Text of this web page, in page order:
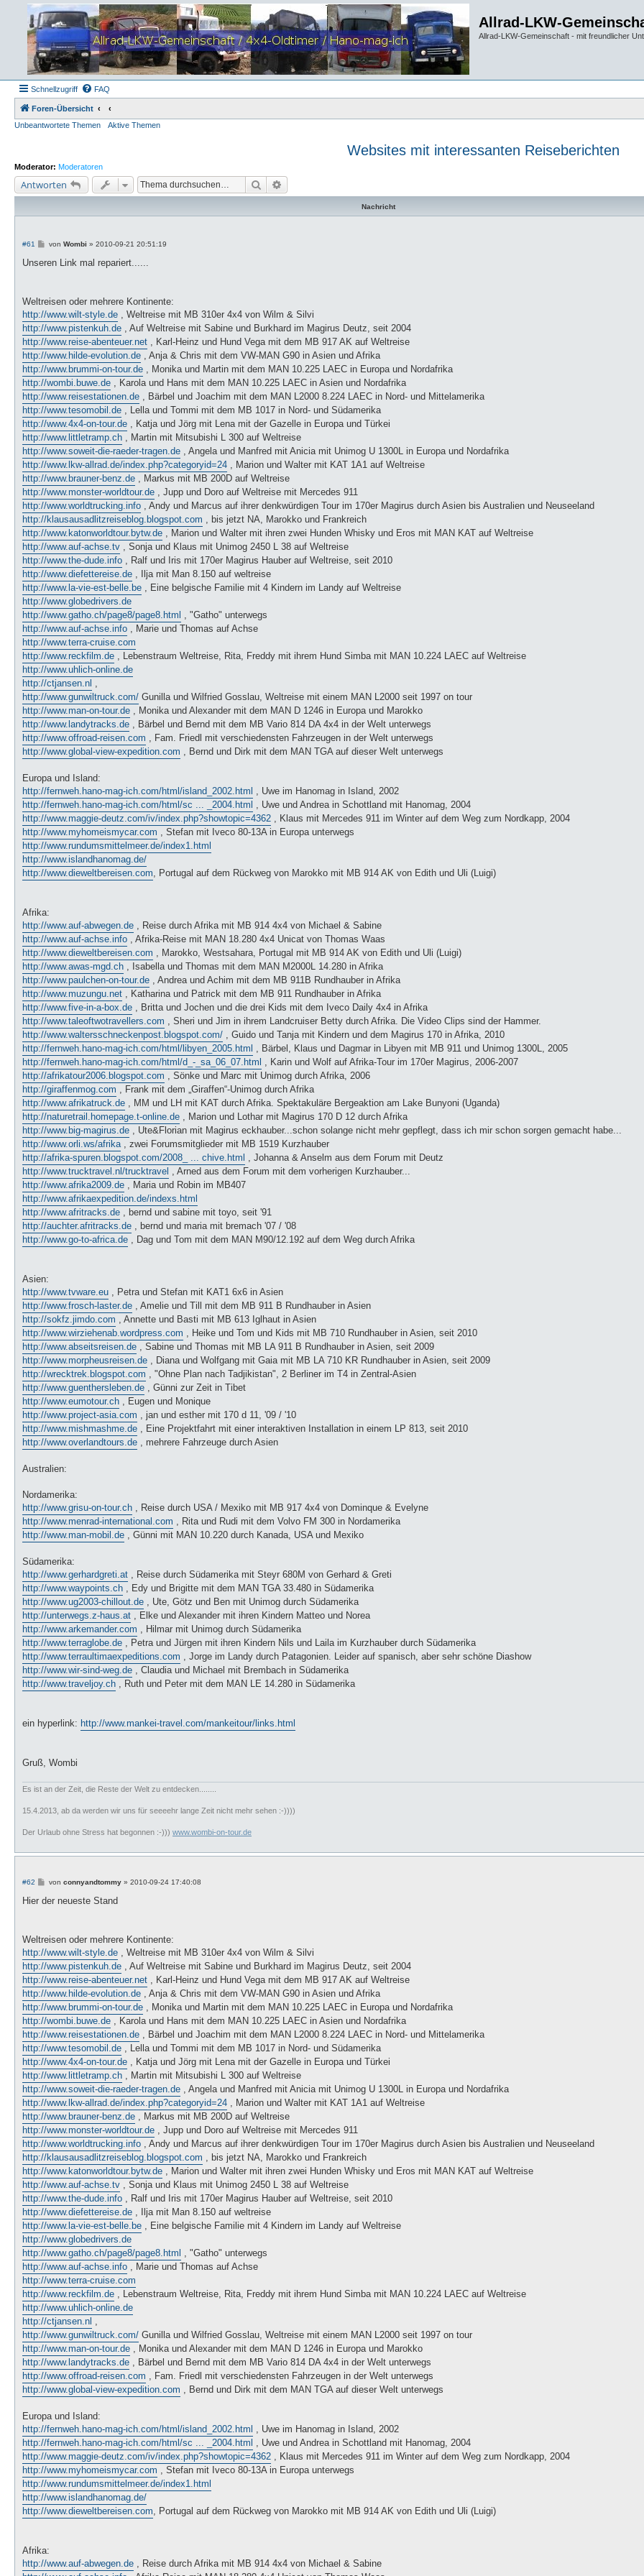
Allrad-LKW-
Allrad-LKW-Gemeinschaft - mit freundlicher
Schnellzugriff FAQ
Foren-Übersicht
Unbeantwortete Themen
Aktive Themen
Websites mit interessanten Reiseberichten
Moderator: Moderatoren
Antworten Suche
Nachricht
#61
B
i
von Wombi » 2010-09-21 20:51:19
Unseren Link mal repariert......
Weltreisen oder mehrere Kontinente:
http://www.wilt-style.de , Weltreise mit MB 310er 4x4 von Wilm & Silvi
http://www.pistenkuh.de , Auf Weltreise mit Sabine und Burkhard im Magirus Deutz, seit 2004
http://www.reise-abenteuer.net , Karl-Heinz und Hund Vega mit dem MB 917 AK auf Weltreise
http://www.hilde-evolution.de , Anja & Chris mit dem VW-MAN G90 in Asien und Afrika
http://www.brummi-on-tour.de , Monika und Martin mit dem MAN 10.225 LAEC in Europa und Nordafrika
http://wombi.buwe.de , Karola und Hans mit dem MAN 10.225 LAEC in Asien und Nordafrika
http://www.reisestationen.de , Bärbel und Joachim mit dem MAN L2000 8.224 LAEC in Nord- und Mittelamerika
http://www.tesomobil.de , Lella und Tommi mit dem MB 1017 in Nord- und Südamerika
http://www.4x4-on-tour.de , Katja und Jörg mit Lena mit der Gazelle in Europa und Türkei
http://www.littletramp.ch , Martin mit Mitsubishi L 300 auf Weltreise
http://www.soweit-die-raeder-tragen.de , Angela und Manfred mit Anicia mit Unimog U 1300L in Europa und Nordafrika
http://www.lkw-allrad.de/index.php?categoryid=24 , Marion und Walter mit KAT 1A1 auf Weltreise
http://www.brauner-benz.de , Markus mit MB 200D auf Weltreise
http://www.monster-worldtour.de , Jupp und Doro auf Weltreise mit Mercedes 911
http://www.worldtrucking.info , Andy und Marcus auf ihrer denkwürdigen Tour im 170er Magirus durch Asien bis Australien und Neuseeland
http://klausausadlitzreiseblog.blogspot.com , bis jetzt NA, Marokko und Frankreich
http://www.katonworldtour.bytw.de , Marion und Walter mit ihren zwei Hunden Whisky und Eros mit MAN KAT auf Weltreise
http://www.auf-achse.tv , Sonja und Klaus mit Unimog 2450 L 38 auf Weltreise
http://www.the-dude.info , Ralf und Iris mit 170er Magirus Hauber auf Weltreise, seit 2010
http://www.diefettereise.de , Ilja mit Man 8.150 auf weltreise
http://www.la-vie-est-belle.be , Eine belgische Familie mit 4 Kindern im Landy auf Weltreise
http://www.globedrivers.de
http://www.gatho.ch/page8/page8.html , "Gatho" unterwegs
http://www.auf-achse.info , Marie und Thomas auf Achse
http://www.terra-cruise.com
http://www.reckfilm.de , Lebenstraum Weltreise, Rita, Freddy mit ihrem Hund Simba mit MAN 10.224 LAEC auf Weltreise
http://www.uhlich-online.de
http://ctjansen.nl
http://www.gunwiltruck.com/ Gunilla und Wilfried Gosslau, Weltreise mit einem MAN L2000 seit 1997 on tour
http://www.man-on-tour.de , Monika und Alexander mit dem MAN D 1246 in Europa und Marokko
http://www.landytracks.de , Bärbel und Bernd mit dem MB Vario 814 DA 4x4 in der Welt unterwegs
http://www.offroad-reisen.com , Fam. Friedl mit verschiedensten Fahrzeugen in der Welt unterwegs
http://www.global-view-expedition.com , Bernd und Dirk mit dem MAN TGA auf dieser Welt unterwegs
Europa und Island:
http://fernweh.hano-mag-ich.com/html/island_2002.html , Uwe im Hanomag in Island, 2002
http://fernweh.hano-mag-ich.com/html/sc ... _2004.html , Uwe und Andrea in Schottland mit Hanomag, 2004
http://www.maggie-deutz.com/iv/index.php?showtopic=4362 , Klaus mit Mercedes 911 im Winter auf dem Weg zum Nordkapp, 2004
http://www.myhomeismycar.com , Stefan mit Iveco 80-13A in Europa unterwegs
http://www.rundumsmittelmeer.de/index1.html
http://www.islandhanomag.de/
http://www.dieweltbereisen.com , Portugal auf dem Rückweg von Marokko mit MB 914 AK von Edith und Uli (Luigi)
Afrika:
http://www.auf-abwegen.de , Reise durch Afrika mit MB 914 4x4 von Michael & Sabine
http://www.auf-achse.info , Afrika-Reise mit MAN 18.280 4x4 Unicat von Thomas Waas
http://www.dieweltbereisen.com , Marokko, Westsahara, Portugal mit MB 914 AK von Edith und Uli (Luigi)
http://www.awas-mgd.ch , Isabella und Thomas mit dem MAN M2000L 14.280 in Afrika
http://www.paulchen-on-tour.de , Andrea und Achim mit dem MB 911B Rundhauber in Afrika
http://www.muzungu.net , Katharina und Patrick mit dem MB 911 Rundhauber in Afrika
http://www.five-in-a-box.de , Britta und Jochen und die drei Kids mit dem Iveco Daily 4x4 in Afrika
http://www.taleoftwotravellers.com , Sheri und Jim in ihrem Landcruiser Betty durch Afrika. Die Video Clips sind der Hammer.
http://www.waltersschneckenpost.blogspot.com/ , Guido und Tanja mit Kindern und dem Magirus 170 in Afrika, 2010
http://fernweh.hano-mag-ich.com/html/libyen_2005.html , Bärbel, Klaus und Dagmar in Libyen mit MB 911 und Unimog 1300L, 2005
http://fernweh.hano-mag-ich.com/html/d_-_sa_06_07.html , Karin und Wolf auf Afrika-Tour im 170er Magirus, 2006-2007
http://afrikatour2006.blogspot.com , Sönke und Marc mit Unimog durch Afrika, 2006
http://giraffenmog.com , Frank mit dem „Giraffen“-Unimog durch Afrika
http://www.afrikatruck.de , MM und LH mit KAT durch Afrika. Spektakuläre Bergeaktion am Lake Bunyoni (Uganda)
http://naturetrail.homepage.t-online.de , Marion und Lothar mit Magirus 170 D 12 durch Afrika
http://www.big-magirus.de , Ute&Florian mit Magirus eckhauber...schon solange nicht mehr gepflegt, dass ich mir schon sorgen gemacht habe...
http://www.orli.ws/afrika , zwei Forumsmitglieder mit MB 1519 Kurzhauber
http://afrika-spuren.blogspot.com/2008_ ... chive.html , Johanna & Anselm aus dem Forum mit Deutz
http://www.trucktravel.nl/trucktravel , Arned aus dem Forum mit dem vorherigen Kurzhauber...
http://www.afrika2009.de , Maria und Robin im MB407
http://www.afrikaexpedition.de/indexs.html
http://www.afritracks.de , bernd und sabine mit toyo, seit '91
http://auchter.afritracks.de , bernd und maria mit bremach '07 / '08
http://www.go-to-africa.de , Dag und Tom mit dem MAN M90/12.192 auf dem Weg durch Afrika
Asien:
http://www.tvware.eu , Petra und Stefan mit KAT1 6x6 in Asien
http://www.frosch-laster.de , Amelie und Till mit dem MB 911 B Rundhauber in Asien
http://sokfz.jimdo.com , Annette und Basti mit MB 613 Iglhaut in Asien
http://www.wirziehenab.wordpress.com , Heike und Tom und Kids mit MB 710 Rundhauber in Asien, seit 2010
http://www.abseitsreisen.de , Sabine und Thomas mit MB LA 911 B Rundhauber in Asien, seit 2009
http://www.morpheusreisen.de , Diana und Wolfgang mit Gaia mit MB LA 710 KR Rundhauber in Asien, seit 2009
http://wrecktrek.blogspot.com , "Ohne Plan nach Tadjikistan", 2 Berliner im T4 in Zentral-Asien
http://www.guenthersleben.de , Günni zur Zeit in Tibet
http://www.eumotour.ch , Eugen und Monique
http://www.project-asia.com , jan und esther mit 170 d 11, '09 / '10
http://www.mishmashme.de , Eine Projektfahrt mit einer interaktiven Installation in einem LP 813, seit 2010
http://www.overlandtours.de , mehrere Fahrzeuge durch Asien
Australien:
Nordamerika:
http://www.grisu-on-tour.ch , Reise durch USA / Mexiko mit MB 917 4x4 von Dominque & Evelyne
http://www.menrad-international.com , Rita und Rudi mit dem Volvo FM 300 in Nordamerika
http://www.man-mobil.de , Günni mit MAN 10.220 durch Kanada, USA und Mexiko
Südamerika:
http://www.gerhardgreti.at , Reise durch Südamerika mit Steyr 680M von Gerhard & Greti
http://www.waypoints.ch , Edy und Brigitte mit dem MAN TGA 33.480 in Südamerika
http://www.ug2003-chillout.de , Ute, Götz und Ben mit Unimog durch Südamerika
http://unterwegs.z-haus.at , Elke und Alexander mit ihren Kindern Matteo und Norea
http://www.arkemander.com , Hilmar mit Unimog durch Südamerika
http://www.terraglobe.de , Petra und Jürgen mit ihren Kindern Nils und Laila im Kurzhauber durch Südamerika
http://www.terraultimaexpeditions.com , Jorge im Landy durch Patagonien. Leider auf spanisch, aber sehr schöne Diashow
http://www.wir-sind-weg.de , Claudia und Michael mit Brembach in Südamerika
http://www.traveljoy.ch , Ruth und Peter mit dem MAN LE 14.280 in Südamerika
ein hyperlink: http://www.mankei-travel.com/mankeitour/links.html
Gruß, Wombi
Es ist an der Zeit, die Reste der Welt zu entdecken........
15.4.2013, ab da werden wir uns für seeeehr lange Zeit nicht mehr sehen :-))))
Der Urlaub ohne Stress hat begonnen :-))) www.wombi-on-tour.de
#62
B
i
von connyandtommy» 2010-09-24 17:40:08
Hier der neueste Stand
Weltreisen oder mehrere Kontinente:
http://www.wilt-style.de , Weltreise mit MB 310er 4x4 von Wilm & Silvi
http://www.pistenkuh.de , Auf Weltreise mit Sabine und Burkhard im Magirus Deutz, seit 2004
http://www.reise-abenteuer.net , Karl-Heinz und Hund Vega mit dem MB 917 AK auf Weltreise
http://www.hilde-evolution.de , Anja & Chris mit dem VW-MAN G90 in Asien und Afrika
http://www.brummi-on-tour.de , Monika und Martin mit dem MAN 10.225 LAEC in Europa und Nordafrika
http://wombi.buwe.de , Karola und Hans mit dem MAN 10.225 LAEC in Asien und Nordafrika
http://www.reisestationen.de , Bärbel und Joachim mit dem MAN L2000 8.224 LAEC in Nord- und Mittelamerika
http://www.tesomobil.de , Lella und Tommi mit dem MB 1017 in Nord- und Südamerika
http://www.4x4-on-tour.de , Katja und Jörg mit Lena mit der Gazelle in Europa und Türkei
http://www.littletramp.ch , Martin mit Mitsubishi L 300 auf Weltreise
http://www.soweit-die-raeder-tragen.de , Angela und Manfred mit Anicia mit Unimog U 1300L in Europa und Nordafrika
http://www.lkw-allrad.de/index.php?categoryid=24 , Marion und Walter mit KAT 1A1 auf Weltreise
http://www.brauner-benz.de , Markus mit MB 200D auf Weltreise
http://www.monster-worldtour.de , Jupp und Doro auf Weltreise mit Mercedes 911
http://www.worldtrucking.info , Andy und Marcus auf ihrer denkwürdigen Tour im 170er Magirus durch Asien bis Australien und Neuseeland
http://klausausadlitzreiseblog.blogspot.com , bis jetzt NA, Marokko und Frankreich
http://www.katonworldtour.bytw.de , Marion und Walter mit ihren zwei Hunden Whisky und Eros mit MAN KAT auf Weltreise
http://www.auf-achse.tv , Sonja und Klaus mit Unimog 2450 L 38 auf Weltreise
http://www.the-dude.info , Ralf und Iris mit 170er Magirus Hauber auf Weltreise, seit 2010
http://www.diefettereise.de , Ilja mit Man 8.150 auf weltreise
http://www.la-vie-est-belle.be , Eine belgische Familie mit 4 Kindern im Landy auf Weltreise
http://www.globedrivers.de
http://www.gatho.ch/page8/page8.html
, "Gatho" unterwegs
http://www.auf-achse.info , Marie und Thomas auf Achse
http://www.terra-cruise.com
http://www.reckfilm.de , Lebenstraum Weltreise, Rita, Freddy mit ihrem Hund Simba mit MAN 10.224 LAEC auf Weltreise
http://www.uhlich-online.de
http://ctjansen.nl
http://www.gunwiltruck.com/ Gunilla und Wilfried Gosslau, Weltreise mit einem MAN L2000 seit 1997 on tour
http://www.man-on-tour.de , Monika und Alexander mit dem MAN D 1246 in Europa und Marokko
http://www.landytracks.de , Bärbel und Bernd mit dem MB Vario 814 DA 4x4 in der Welt unterwegs
http://www.offroad-reisen.com , Fam. Friedl mit verschiedensten Fahrzeugen in der Welt unterwegs
http://www.global-view-expedition.com , Bernd und Dirk mit dem MAN TGA auf dieser Welt unterwegs
Europa und Island:
http://fernweh.hano-mag-ich.com/html/island_2002.html
, Uwe im Hanomag in Island, 2002
http://fernweh.hano-mag-ich.com/html/sc ... _2004.html
, Uwe und Andrea in Schottland mit Hanomag, 2004
http://www.maggie-deutz.com/iv/index.php?showtopic=4362 , Klaus mit Mercedes 911 im Winter auf dem Weg zum Nordkapp, 2004
http://www.myhomeismycar.com , Stefan mit Iveco 80-13A in Europa unterwegs
http://www.rundumsmittelmeer.de/index1.html
http://www.islandhanomag.de/
http://www.dieweltbereisen.com , Portugal auf dem Rückweg von Marokko mit MB 914 AK von Edith und Uli (Luigi)
Afrika:
http://www.auf-abwegen.de , Reise durch Afrika mit MB 914 4x4 von Michael & Sabine